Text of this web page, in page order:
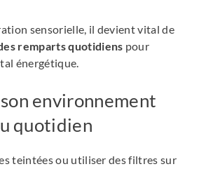
sensorielle, il devient vital de
remparts quotidiens pour
énergétique.
environnement
quotidien
teintées ou utiliser des filtres sur